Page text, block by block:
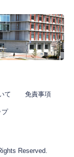
て 免責事項
プ
Reserved.